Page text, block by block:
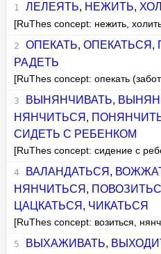
ЛЕЛЕЯТЬ, НЕЖИТЬ,
[RuThes concept: нежить,
ОПЕКАТЬ, ОПЕКАТЬСЯ ,
РАДЕТЬ
[RuThes concept: опекать
ВЫНЯНЧИВАТЬ,
НЯНЧИТЬСЯ ,
СИДЕТЬ С РЕБЕНКОМ
[RuThes concept: сидение с
ВАЛАНДАТЬСЯ ,
НЯНЧИТЬСЯ ,
ЦАЦКАТЬСЯ , ЧИКАТЬСЯ
[RuThes concept: возиться,
ВЫХАЖИВАТЬ,